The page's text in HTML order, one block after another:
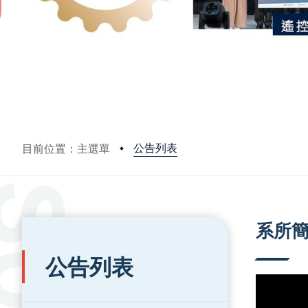
目前位置：主選單 公告列表
:::
公告列表
系所